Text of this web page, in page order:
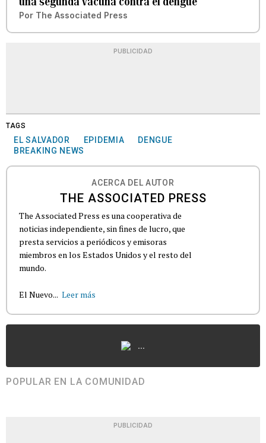
Por The Associated Press
PUBLICIDAD
TAGS
EL SALVADOR EPIDEMIA
DENGUE
BREAKING NEWS
ACERCA DEL AUTOR
THE ASSOCIATED PRESS
The Associated Press es una cooperativa de
noticias independiente, sin fines de lucro, que
presta servicios a periódicos y emisoras
miembros en los Estados Unidos y el resto del
mundo.
El Nuevo... Leer más
...
POPULAR EN LA COMUNIDAD
PUBLICIDAD